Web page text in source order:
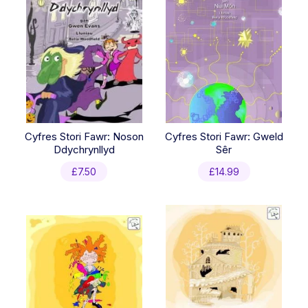
Cyfres Stori Fawr: Noson
Ddychrynllyd
£7.50
Cyfres Stori Fawr: Gweld
Sêr
£14.99